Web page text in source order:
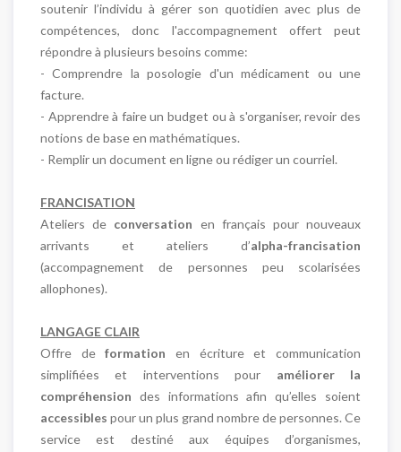
soutenir l’individu à gérer son quotidien avec plus de
compétences, donc l'accompagnement offert peut
répondre à plusieurs besoins comme:
- Comprendre la posologie d'un médicament ou une
facture.
- Apprendre à faire un budget ou à s'organiser, revoir des
notions de base en mathématiques.
- Remplir un document en ligne ou rédiger un courriel.
FRANCISATION
Ateliers de conversation en français pour nouveaux
arrivants et ateliers d’alpha-francisation
(accompagnement de personnes peu scolarisées
allophones).
LANGAGE CLAIR
Offre deformation en écriture et communication
simplifiées et interventions pour améliorer la
compréhension des informations afin qu’elles soient
accessibles pour un plus grand nombre de personnes. Ce
service est destiné aux équipes d’organismes,